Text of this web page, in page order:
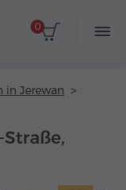
0
in Jerewan